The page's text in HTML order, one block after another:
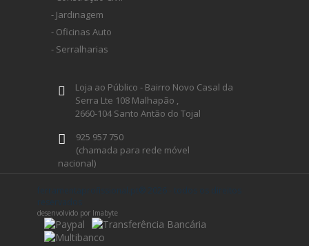
- Jardinagem
- Oficinas Auto
- Serralharias
Loja ao Público - Bairro Novo Casal da
Serra Lte 108 Malhapão ,
2660-104 Santo Antão do Tojal
925 957 750
(chamada para rede móvel
nacional)
geral@ferramentaprofissional.pt
Siga-nos
ferramentaprofissional.pt® 2026 - todos os direitos
reservados
desenvolvido por Imabyte